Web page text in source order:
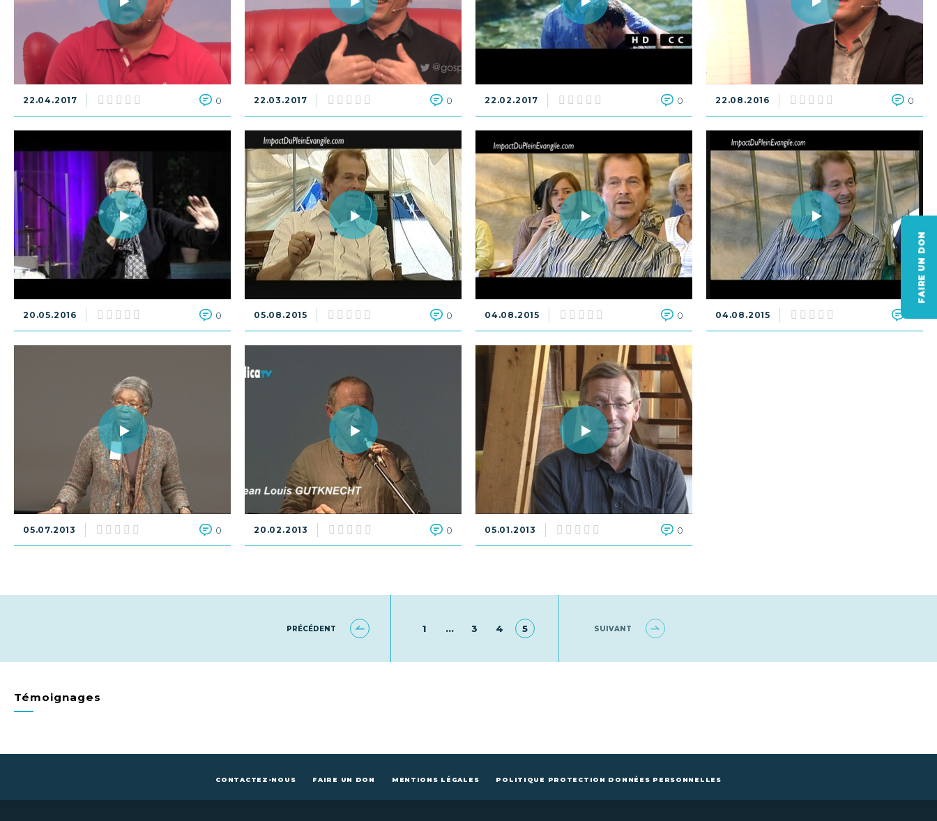
FAIRE UN DON
22.04.2017 0 22.03.2017 0 22.02.2017 0 22.08.2016 0
20.05.2016 0 05.08.2015 0 04.08.2015 0 04.08.2015
05.07.2013 0 20.02.2013 0 05.01.2013 0
PRÉCÉDENT 1 … 3 4 5 SUIVANT
Témoignages
CONTACTEZ-NOUS FAIRE UN DON MENTIONS LÉGALES POLITIQUE PROTECTION DONNÉES PERSONNELLES